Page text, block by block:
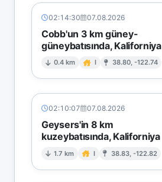
02:14:30 07.08.2026
Cobb'un 3 km güney-
güneybatısında, Kaliforniya
0.4 km I 38.80, -122.74
02:10:07 07.08.2026
Geysers'in 8 km
kuzeybatısında, Kaliforniya
1.7 km I 38.83, -122.82